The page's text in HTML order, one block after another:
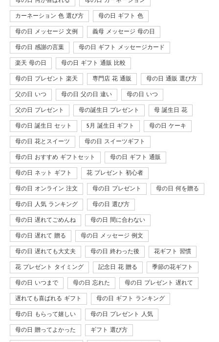
カーネーション 色 選び方 母の日 ギフト 色
母の日 メッセージ 文例 義母 メッセージ 母の日
母の日 感謝の言葉 母の日 ギフト メッセージカード
楽天 母の日 母の日 ギフト 通販 比較
母の日 プレゼント 楽天 専門店 花 通販 母の日 通販 選び方
父の日 いつ 母の日 父の日 違い 母の日 いつ
父の日 プレゼント 母の誕生日 プレゼント 母 誕生日 花
母の日 誕生日 セット 5月 誕生日 ギフト 母の日 ケーキ
母の日 花とスイーツ 母の日 スイーツギフト
母の日 おすすめ ギフトセット 母の日 ギフト 通販
母の日 ネット ギフト 花 プレゼント 初心者
母の日 オンライン 注文 母の日 プレゼント 母の日 何を贈る
母の日 人気 ランキング 母の日 選び方
母の日 遅れてごめんね 母の日 間に合わない
母の日 遅れて 贈る 母の日 メッセージ 例文
母の日 遅れても大丈夫 母の日 終わった後 花ギフト 習慣
花 プレゼント タイミング 記念日 花 贈る 季節の花ギフト
母の日 いつまで 母の日 忘れた 母の日 プレゼント 遅れて
遅れても喜ばれる ギフト 母の日 ギフト ランキング
母の日 もらって嬉しい 母の日 プレゼント 人気
母の日 贈ってよかった ギフト 選び方